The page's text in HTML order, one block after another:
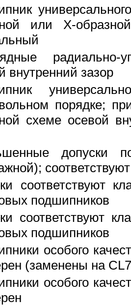
или Х-
радиально-
внутренний зазор
порядке;
схеме осевой
соответствуют
подшипников
соответствуют
подшипников
особого
(заменены на
особого